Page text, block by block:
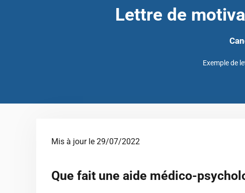
Lettre de
Exemple de
Mis à jour le 29/07/2022
Que fait une aide médico-